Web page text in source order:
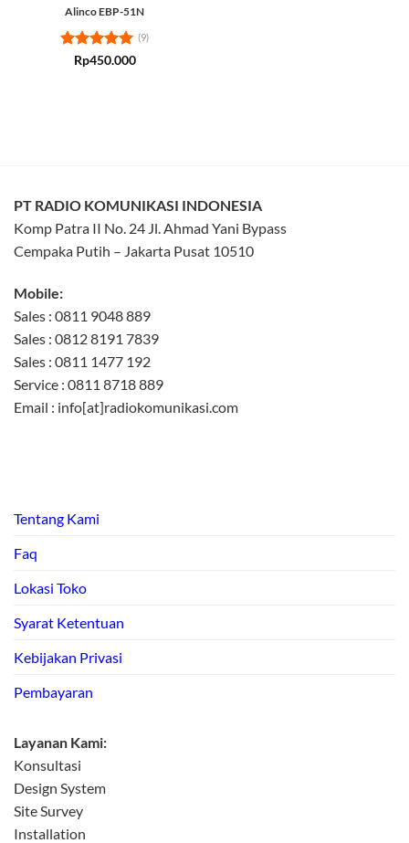
Alinco EBP-51N
Rated5
(9)
Rp450.000
PT RADIO KOMUNIKASI INDONESIA
Komp Patra II No. 24 Jl. Ahmad Yani Bypass
Cempaka Putih – Jakarta Pusat 10510
Mobile:
Sales : 0811 9048 889
Sales : 0812 8191 7839
Sales : 0811 1477 192
Service : 0811 8718 889
Email : info[at]radiokomunikasi.com
Tentang Kami
Faq
Lokasi Toko
Syarat Ketentuan
Kebijakan Privasi
Pembayaran
Layanan Kami:
Konsultasi
Design System
Site Survey
Installation